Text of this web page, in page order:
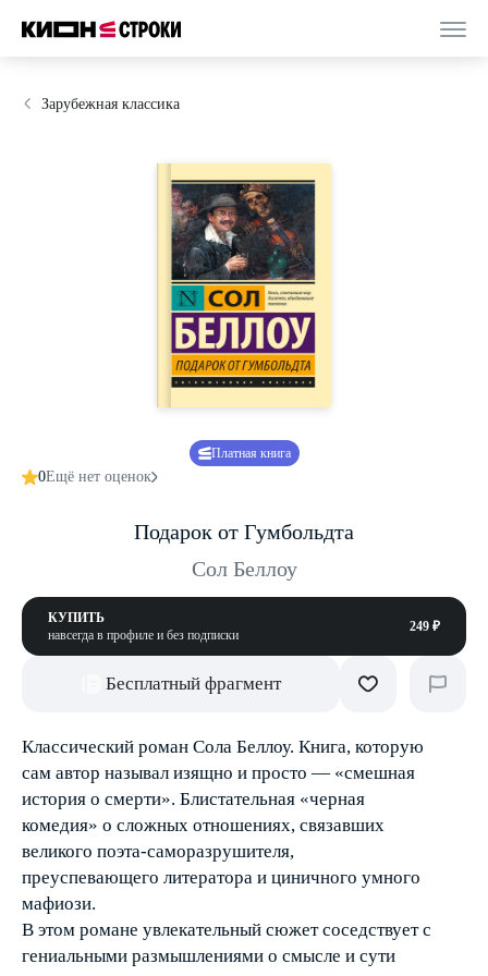
Зарубежная классика
Платная книга
0Ещё нет оценок
Подарок от Гумбольдта
Сол Беллоу
КУПИТЬ
навсегда в профиле и без подписки
249 ₽
Бесплатный фрагмент
Классический роман Сола Беллоу. Книга, которую
сам автор называл изящно и просто — «смешная
история о смерти». Блистательная «черная
комедия» о сложных отношениях, связавших
великого поэта-саморазрушителя,
преуспевающего литератора и циничного умного
мафиози.
В этом романе увлекательный сюжет соседствует с
гениальными размышлениями о смысле и сути